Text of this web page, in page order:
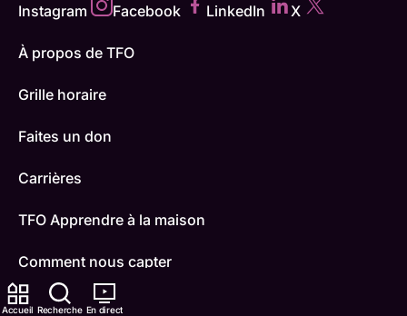
Accueil Recherche En direct
Instagram Facebook LinkedIn X
À propos de TFO
Grille horaire
Faites un don
Carrières
TFO Apprendre à la maison
Comment nous capter
Contactez-nous